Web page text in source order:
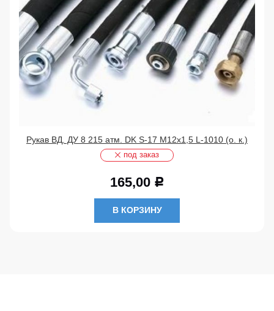
Рукав ВД. ДУ 8 215 атм. DK S-17 М12х1,5 L-1010 (о. к.)
под заказ
165,00 Р
В КОРЗИНУ